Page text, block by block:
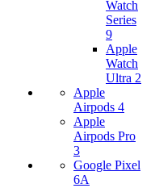
Watch
Series
9
Apple
Watch
Ultra 2
Apple
Airpods 4
Apple
Airpods Pro
3
Google Pixel
6A